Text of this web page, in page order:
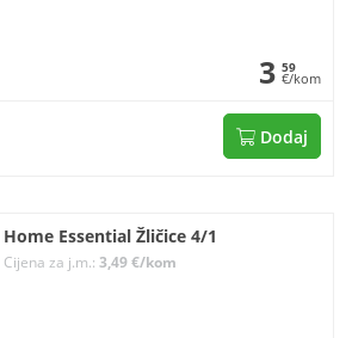
3 59
€/kom
Dodaj
Home Essential Žličice 4/1
Cijena za j.m.: 3,49 €/kom